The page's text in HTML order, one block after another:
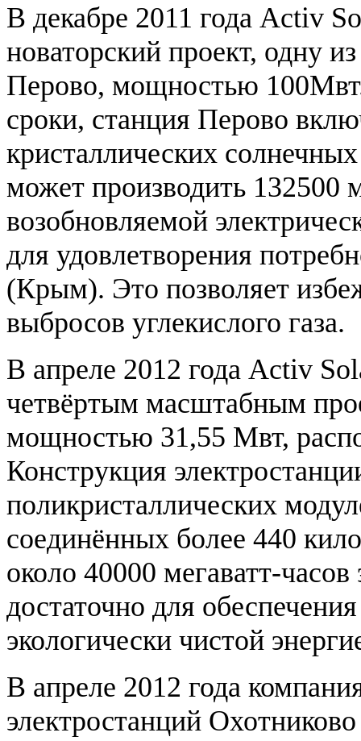
В декабре 2011 года Activ
новаторский проект, одну
Перово, мощностью
сроки, станция Перово
кристаллических
может производить 132500
возобновляемой
для удовлетворения
(Крым). Это позволяет
выбросов углекислого газа.
В апреле 2012 года Activ
четвёртым масштабным
мощностью 31,55 Мвт,
Конструкция
поликристаллических
соединённых более 440
около 40000 мегаватт-
достаточно для
экологически чистой
В апреле 2012 года
электростанций